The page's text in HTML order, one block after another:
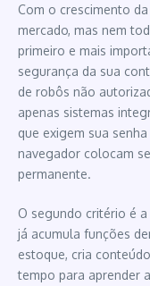
Com o crescimento
mercado, mas nem
primeiro e mais
segurança da sua
de robôs não
apenas sistemas
que exigem sua
navegador colocam
permanente.
O segundo critério é
já acumula funções
estoque, cria
tempo para aprender